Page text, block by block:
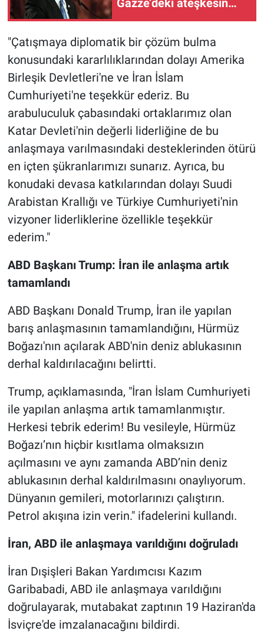
Gazze’deki ateşkesin
ikinci aşaması planını
"Çatışmaya diplomatik bir çözüm bulma
konusundaki kararlılıklarından dolayı Amerika
Birleşik Devletleri'ne ve İran İslam
Cumhuriyeti'ne teşekkür ederiz. Bu
arabuluculuk çabasındaki ortaklarımız olan
Katar Devleti'nin değerli liderliğine de bu
anlaşmaya varılmasındaki desteklerinden ötürü
en içten şükranlarımızı sunarız. Ayrıca, bu
konudaki devasa katkılarından dolayı Suudi
Arabistan Krallığı ve Türkiye Cumhuriyeti'nin
vizyoner liderliklerine özellikle teşekkür
ederim."
ABD Başkanı Trump: İran ile anlaşma artık
tamamlandı
ABD Başkanı Donald Trump, İran ile yapılan
barış anlaşmasının tamamlandığını, Hürmüz
Boğazı'nın açılarak ABD'nin deniz ablukasının
derhal kaldırılacağını belirtti.
Trump, açıklamasında, "İran İslam Cumhuriyeti
ile yapılan anlaşma artık tamamlanmıştır.
Herkesi tebrik ederim! Bu vesileyle, Hürmüz
Boğazı’nın hiçbir kısıtlama olmaksızın
açılmasını ve aynı zamanda ABD’nin deniz
ablukasının derhal kaldırılmasını onaylıyorum.
Dünyanın gemileri, motorlarınızı çalıştırın.
Petrol akışına izin verin." ifadelerini kullandı.
İran, ABD ile anlaşmaya varıldığını doğruladı
İran Dışişleri Bakan Yardımcısı Kazım
Garibabadi, ABD ile anlaşmaya varıldığını
doğrulayarak, mutabakat zaptının 19 Haziran'da
İsviçre'de imzalanacağını bildirdi.